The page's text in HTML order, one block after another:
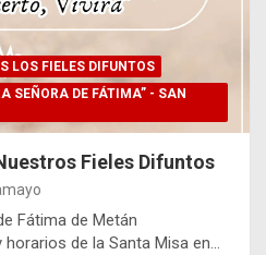
LOS FIELES DIFUNTOS
SEÑORA DE FÁTIMA” - SAN
Fieles Difuntos
Fátima de Metán
de la Santa Misa en…